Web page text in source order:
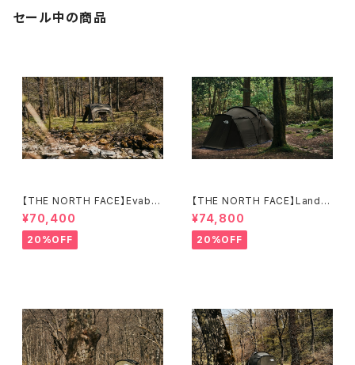
セール中の商品
【THE NORTH FACE】Evaba
se 6
¥70,400
20%OFF
【THE NORTH FACE】Lander
6
¥74,800
20%OFF